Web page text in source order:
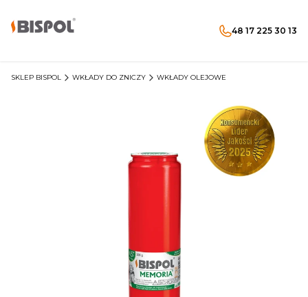
48 17 225 30 13
SKLEP BISPOL WKŁADY DO ZNICZY WKŁADY OLEJOWE